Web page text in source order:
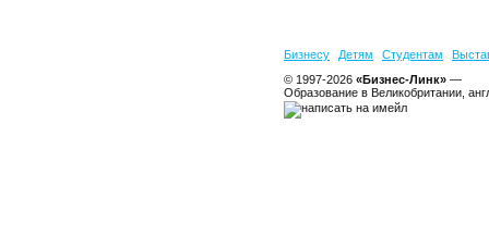
Бизнесу Детям Студентам
© 1997-2026 «Бизнес-Линк» —
Образование в Великобритании,